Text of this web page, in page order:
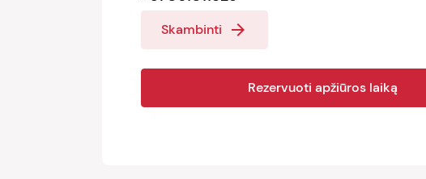
Skambinti arrow_forward
Rezervuoti apžiūros laiką